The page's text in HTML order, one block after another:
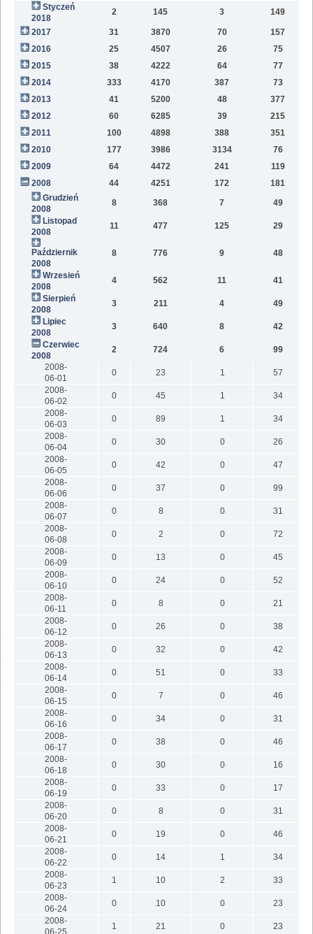
Styczeń
2018
2 145 3 149
2017 31 3870 70
157
2016
25 4507 26
75
2015
38 4222 64
77
2014
333 4170 387
73
2013
41 5200 48
377
2012
60 6285 39
215
2011
100 4898 388
351
2010
177 3986 3134
76
2009
64 4472 241
119
2008
44 4251 172
181
Grudzień
2008
8 368 7
49
Listopad
2008
11 477 125 29
Październik
2008
8 776 9 48
Wrzesień
2008
4 562 11
41
Sierpień
2008
3 211 4
49
Lipiec
2008
3 640 8
42
Czerwiec
2008
2 724 6
99
2008-
06-01
0 23 1
57
2008-
06-02
0 45 1
34
2008-
06-03
0 89 1
34
2008-
06-04
0 30 0
26
2008-
06-05
0 42 0
47
2008-
06-06
0 37 0
99
2008-
06-07
0 8 0
31
2008-
06-08
0 2 0
72
2008-
06-09
0 13 0
45
2008-
06-10
0 24 0
52
2008-
06-11
0 8 0
21
2008-
06-12
0 26 0
38
2008-
06-13
0 32 0
42
2008-
06-14
0 51 0
33
2008-
06-15
0 7 0
46
2008-
06-16
0 34 0
31
2008-
06-17
0 38 0
46
2008-
06-18
0 30 0
16
2008-
06-19
0 33 0
17
2008-
06-20
0 8 0
31
2008-
06-21
0 19 0
46
2008-
06-22
0 14 1
34
2008-
06-23
1 10 2
33
2008-
06-24
0 10 0
23
2008-
06-25
1 21 0 23